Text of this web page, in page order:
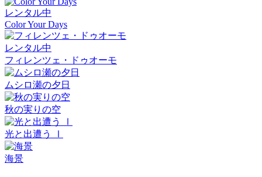
レンタル中
Color Your Days
レンタル中
フィレンツェ・ドゥオーモ
ムシロ瀬の夕日
秋の実りの空
光と出遭う Ⅰ
海景